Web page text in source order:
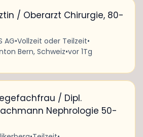
/ Oberarzt Chirurgie, 80-
AG•Vollzeit oder Teilzeit•
Bern, Schweiz•vor 1Tg
/ Dipl.
Nephrologie 50-